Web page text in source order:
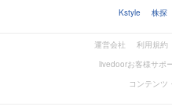
Kstyle
株探
運営会社 利用規約
livedoorお客様サポ
コンテンツ